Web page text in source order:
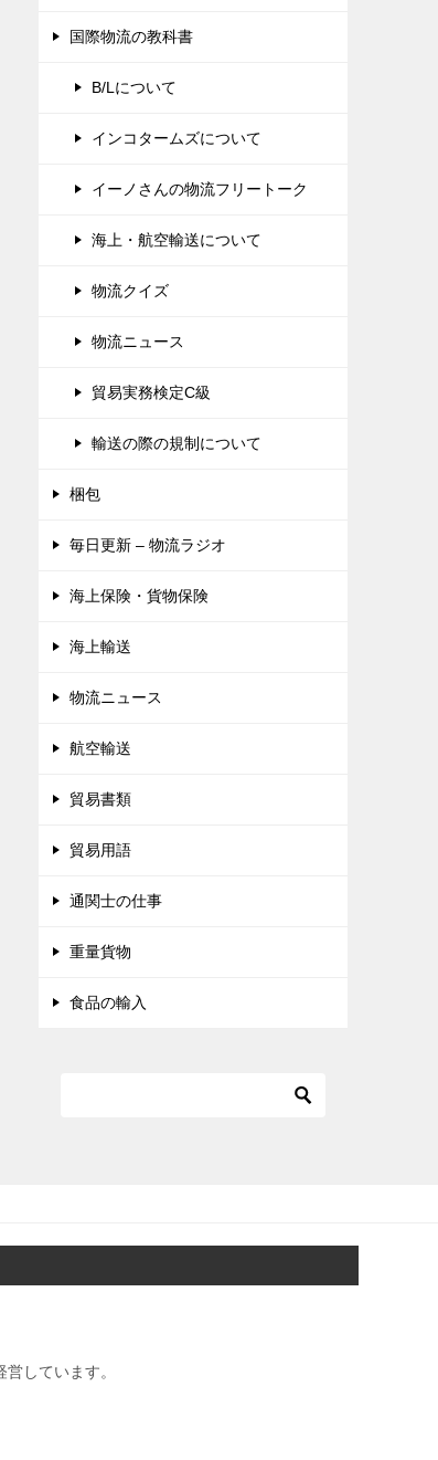
国際物流の教科書
B/Lについて
インコタームズについて
イーノさんの物流フリートーク
海上・航空輸送について
物流クイズ
物流ニュース
貿易実務検定C級
輸送の際の規制について
梱包
毎日更新 – 物流ラジオ
海上保険・貨物保険
海上輸送
物流ニュース
航空輸送
貿易書類
貿易用語
通関士の仕事
重量貨物
食品の輸入
しています。